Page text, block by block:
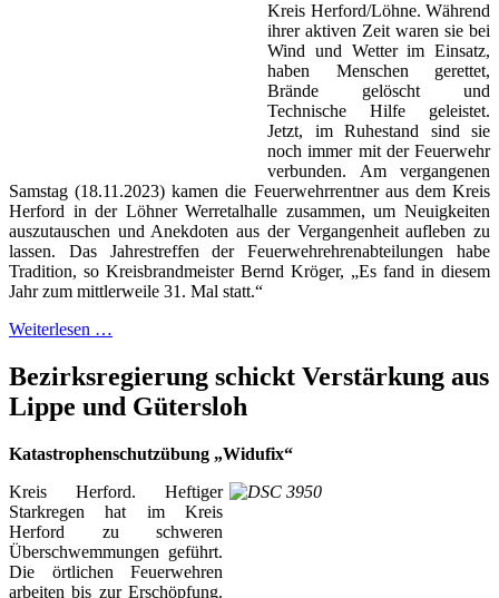
Kreis Herford/Löhne. Während
ihrer aktiven Zeit waren sie bei
Wind und Wetter im Einsatz,
haben Menschen gerettet,
Brände gelöscht und
Technische Hilfe geleistet.
Jetzt, im Ruhestand sind sie
noch immer mit der Feuerwehr
verbunden. Am vergangenen
Samstag (18.11.2023) kamen die Feuerwehrrentner aus dem Kreis
Herford in der Löhner Werretalhalle zusammen, um Neuigkeiten
auszutauschen und Anekdoten aus der Vergangenheit aufleben zu
lassen. Das Jahrestreffen der Feuerwehrehrenabteilungen habe
Tradition, so Kreisbrandmeister Bernd Kröger, „Es fand in diesem
Jahr zum mittlerweile 31. Mal statt.“
Weiterlesen …
Bezirksregierung schickt Verstärkung aus
Lippe und Gütersloh
Katastrophenschutzübung „Widufix“
Kreis Herford. Heftiger
Starkregen hat im Kreis
Herford zu schweren
Überschwemmungen geführt.
Die örtlichen Feuerwehren
arbeiten bis zur Erschöpfung.